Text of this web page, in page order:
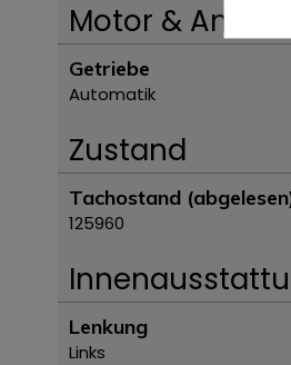
Motor & Antrieb
Getriebe
Automatik
Zustand
Tachostand
125960
Lenkung
Links